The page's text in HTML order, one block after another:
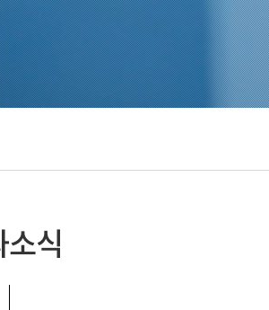
졸업후 진로
오시는 길
식